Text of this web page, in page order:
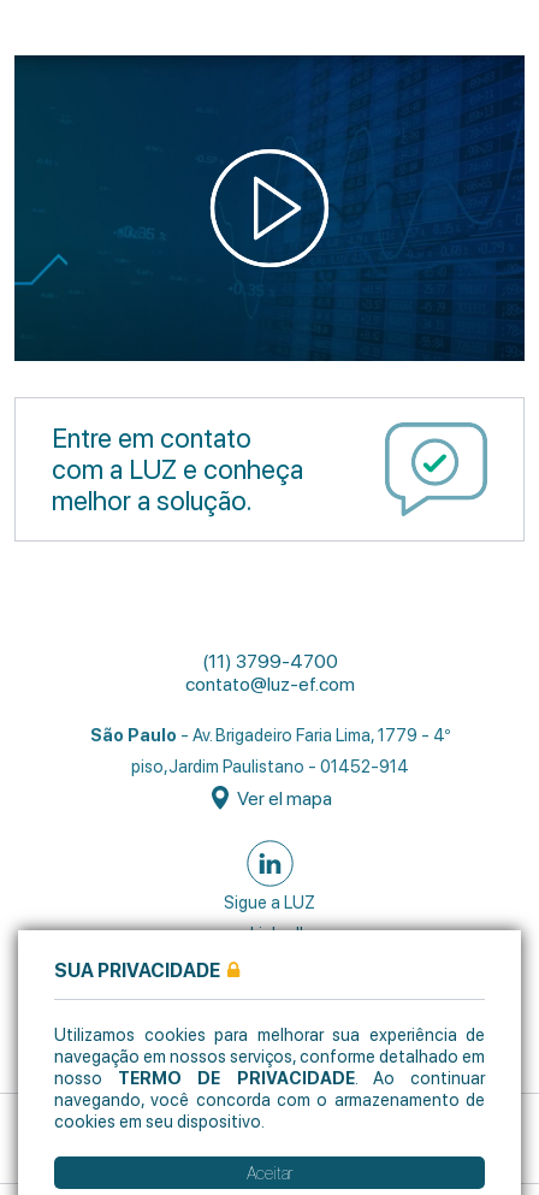
Entre em contato
com a LUZ e conheça
melhor a solução.
(11) 3799-4700
contato@luz-ef.com
São Paulo - Av. Brigadeiro Faria Lima, 1779 - 4º
piso,Jardim Paulistano - 01452-914
Ver el mapa
Sigue a LUZ
en LinkedIn
Copyright © LUZ Soluções Financeiras
SUA PRIVACIDADE
Utilizamos cookies para melhorar sua experiência de
navegação em nossos serviços, conforme detalhado em
nosso TERMO DE PRIVACIDADE. Ao continuar
navegando, você concorda com o armazenamento de
cookies em seu dispositivo.
Aceitar